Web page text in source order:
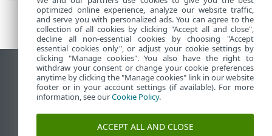
Zobraziť stránku ako na počítači
End of Life
Databáza znalostí ESET
ESET Fórum
optimized online experience, analyze our website traffic,
and serve you with personalized ads. You can agree to the
collection of all cookies by clicking "Accept all and close",
decline all non-essential cookies by choosing "Accept
essential cookies only", or adjust your cookie settings by
clicking "Manage cookies". You also have the right to
withdraw your consent or change your cookie preferences
anytime by clicking the "Manage cookies" link in our website
footer or in your account settings (if available). For more
information, see ourCookie Policy.
ACCEPT ALL AND CLOSE